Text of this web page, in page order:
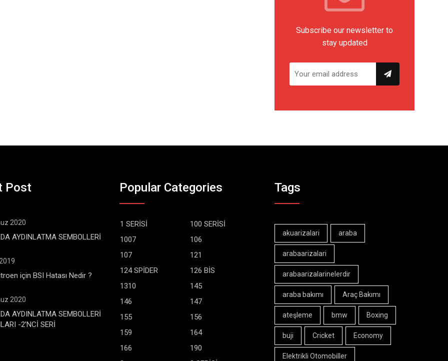
Subscribe our newsletter to
stay updated
Post
2020
AYDINLATMA SEMBOLLERİ
için BSI Hatası Nedir ?
2020
AYDINLATMA SEMBOLLERİ
-2’NCİ SERİ
Popular Categories
1 SERİSİ
100 SERİSİ
1007
106
107
121
124 SPİDER
126 BİS
1310
145
146
147
155
156
159
164
166
190
Tags
akuarizalari araba
arabaarizalari
arabaarizalarinelerdir
araba bakımı Araç Bakımı
ateşleme bmw Boxing
buji Cricket Economy
Elektrikli Otomobiller